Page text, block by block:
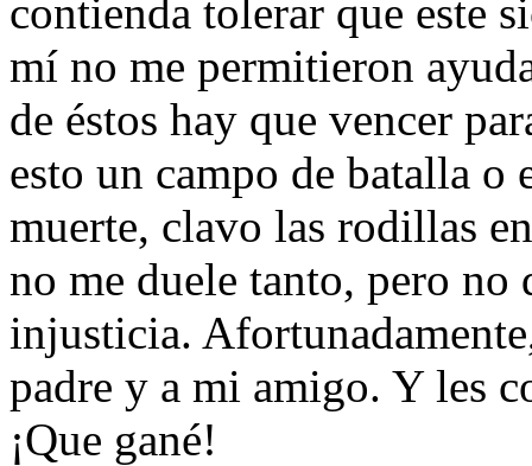
contienda tolerar que este
mí­ no me permitieron
de éstos hay que vencer
esto un campo de batalla o
muerte, clavo las rodillas
no me duele tanto, pero no
injusticia.
padre y a mi amigo. Y les
¡Que gané!